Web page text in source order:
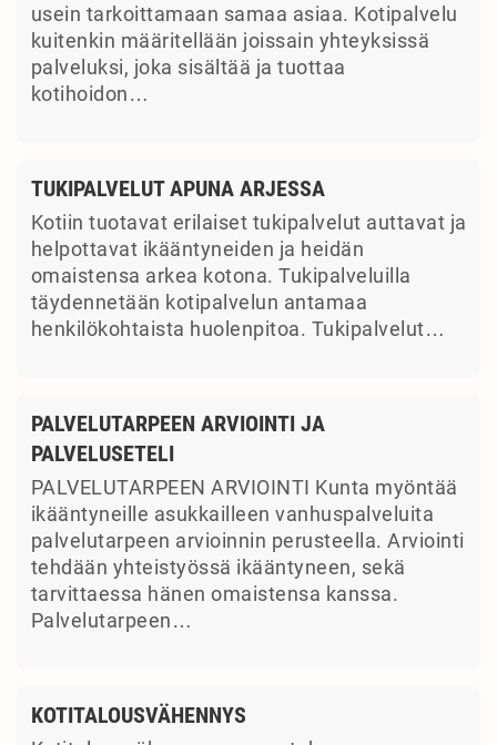
usein tarkoittamaan samaa asiaa. Kotipalvelu
kuitenkin määritellään joissain yhteyksissä
palveluksi, joka sisältää ja tuottaa
kotihoidon…
TUKIPALVELUT APUNA ARJESSA
Kotiin tuotavat erilaiset tukipalvelut auttavat ja
helpottavat ikääntyneiden ja heidän
omaistensa arkea kotona. Tukipalveluilla
täydennetään kotipalvelun antamaa
henkilökohtaista huolenpitoa. Tukipalvelut…
PALVELUTARPEEN ARVIOINTI JA
PALVELUSETELI
PALVELUTARPEEN ARVIOINTI Kunta myöntää
ikääntyneille asukkailleen vanhuspalveluita
palvelutarpeen arvioinnin perusteella. Arviointi
tehdään yhteistyössä ikääntyneen, sekä
tarvittaessa hänen omaistensa kanssa.
Palvelutarpeen…
KOTITALOUSVÄHENNYS